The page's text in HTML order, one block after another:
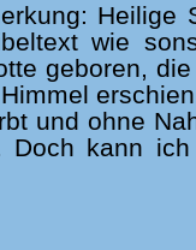
Heilige
wie
geboren,
und ohne
Doch kann